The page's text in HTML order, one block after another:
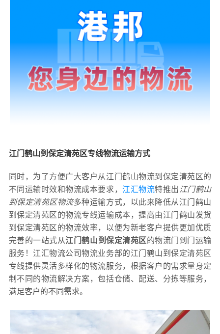
江门鹤山到保定清苑区专线物流运输方式
同时，为了方便广大客户从江门鹤山物流到保定清苑区的
不同运输时效和物流成本要求， 江汇物流特推出 江门鹤山
到保定清苑区物流多种运输方式，以此来降低从江门鹤山
到保定清苑区的物流专线运输成本，提高由江门鹤山发货
到保定清苑区的物流效率，以便为新老客户提供更加优质
完善的一站式从江门鹤山到保定清苑区的物流门到门运输
服务！江汇物流公司物流业务部的江门鹤山到保定清苑区
专线提供灵活多样化的物流服务，根据客户的需求量身定
制不同的物流解决方案，包括仓储、配送、分拣等服务，
满足客户的不同需求。